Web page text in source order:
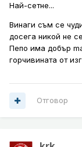
Най-сетне...
Винаги съм се
досега никой не
Пепо има добър
горчивината от
Отговор